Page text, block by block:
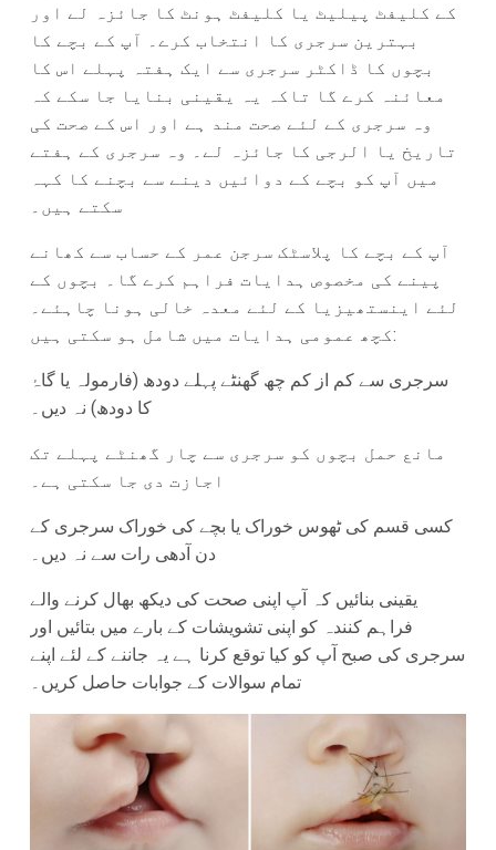
کے کلیفٹ پیلیٹ یا کلیفٹ ہونٹ کا جائزہ لے اور
بہترین سرجری کا انتخاب کرے۔ آپ کے بچے کا
بچوں کا ڈاکٹر سرجری سے ایک ہفتہ پہلے اس کا
معائنہ کرے گا تاکہ یہ یقینی بنایا جا سکے کہ
وہ سرجری کے لئے صحت مند ہے اور اس کے صحت کی
تاریخ یا الرجی کا جائزہ لے۔ وہ سرجری کے ہفتے
میں آپ کو بچے کے دوائیں دینے سے بچنے کا کہہ
سکتے ہیں۔
آپ کے بچے کا پلاسٹک سرجن عمر کے حساب سے کھانے
پینے کی مخصوص ہدایات فراہم کرے گا۔ بچوں کے
لئے اینستھیزیا کے لئے معدہ خالی ہونا چاہئے۔
کچھ عمومی ہدایات میں شامل ہو سکتی ہیں:
سرجری سے کم از کم چھ گھنٹے پہلے دودھ (فارمولہ یا گاۂ
کا دودھ) نہ دیں۔
مانع حمل بچوں کو سرجری سے چار گھنٹے پہلے تک
اجازت دی جا سکتی ہے۔
کسی قسم کی ٹھوس خوراک یا بچے کی خوراک سرجری کے
دن آدھی رات سے نہ دیں۔
یقینی بنائیں کہ آپ اپنی صحت کی دیکھ بھال کرنے والے
فراہم کنندہ کو اپنی تشویشات کے بارے میں بتائیں اور
سرجری کی صبح آپ کو کیا توقع کرنا ہے یہ جاننے کے لئے اپنے
تمام سوالات کے جوابات حاصل کریں۔